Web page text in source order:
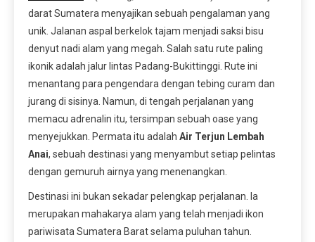
darat Sumatera menyajikan sebuah pengalaman yang
unik. Jalanan aspal berkelok tajam menjadi saksi bisu
denyut nadi alam yang megah. Salah satu rute paling
ikonik adalah jalur lintas Padang-Bukittinggi. Rute ini
menantang para pengendara dengan tebing curam dan
jurang di sisinya. Namun, di tengah perjalanan yang
memacu adrenalin itu, tersimpan sebuah oase yang
menyejukkan. Permata itu adalah Air Terjun Lembah
Anai, sebuah destinasi yang menyambut setiap pelintas
dengan gemuruh airnya yang menenangkan.
Destinasi ini bukan sekadar pelengkap perjalanan. Ia
merupakan mahakarya alam yang telah menjadi ikon
pariwisata Sumatera Barat selama puluhan tahun.